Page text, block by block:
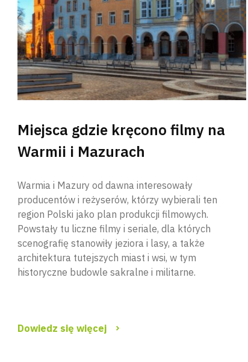
Miejsca gdzie kręcono filmy na
Warmii i Mazurach
Warmia i Mazury od dawna interesowały
producentów i reżyserów, którzy wybierali ten
region Polski jako plan produkcji filmowych.
Powstały tu liczne filmy i seriale, dla których
scenografię stanowiły jeziora i lasy, a także
architektura tutejszych miast i wsi, w tym
historyczne budowle sakralne i militarne.
Dowiedz się więcej